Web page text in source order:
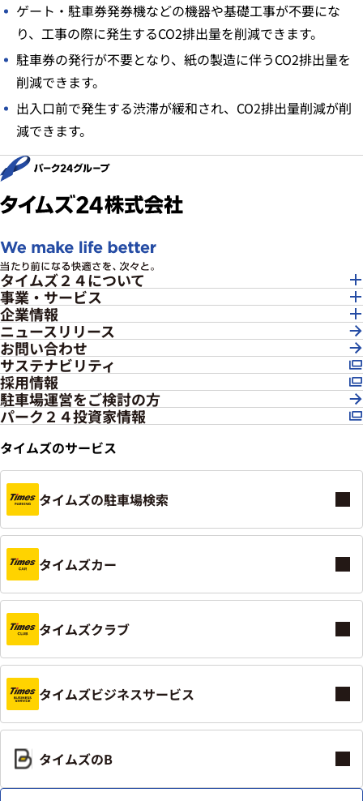
ゲート・駐車券発券機などの機器や基礎工事が不要にな
り、工事の際に発生するCO2排出量を削減できます。
駐車券の発行が不要となり、紙の製造に伴うCO2排出量を
削減できます。
出入口前で発生する渋滞が緩和され、CO2排出量削減が削
減できます。
タイムズ２４について
事業・サービス
企業情報
ニュースリリース
お問い合わせ
サステナビリティ
採用情報
駐車場運営をご検討の方
パーク２４投資家情報
タイムズのサービス
タイムズの駐車場検索
タイムズカー
タイムズクラブ
タイムズビジネスサービス
タイムズのB